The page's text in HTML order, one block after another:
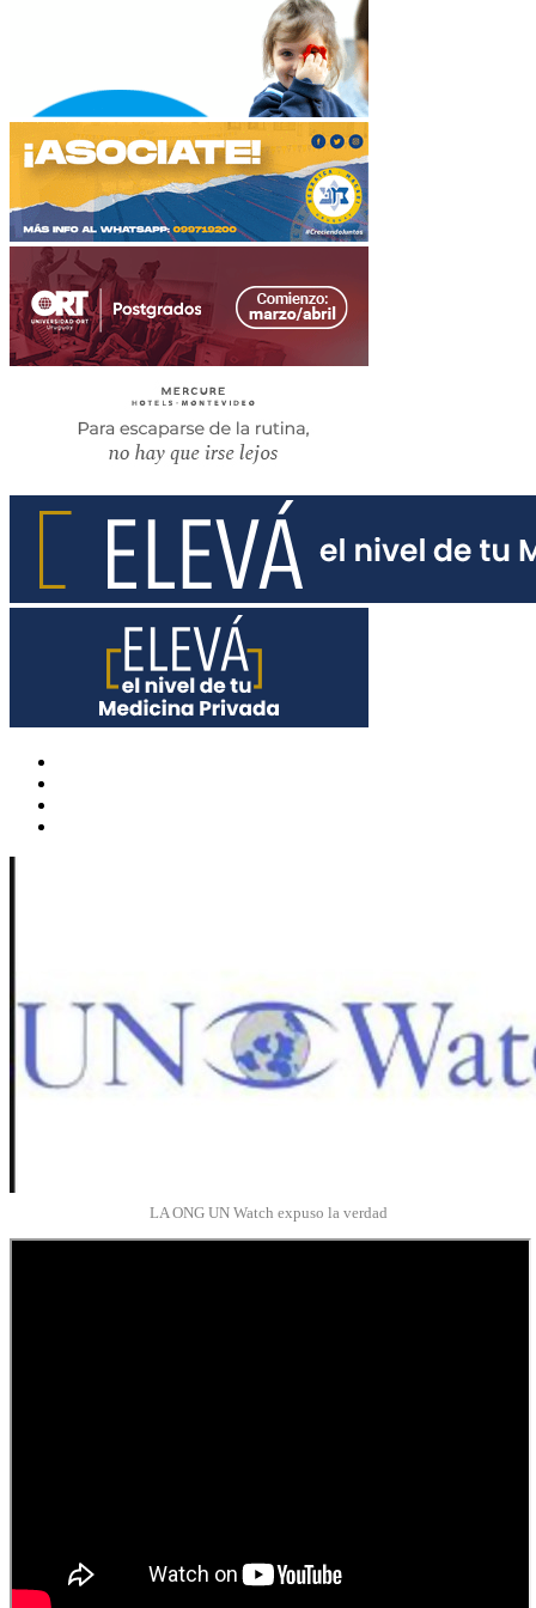
LA ONG UN Watch expuso la verdad